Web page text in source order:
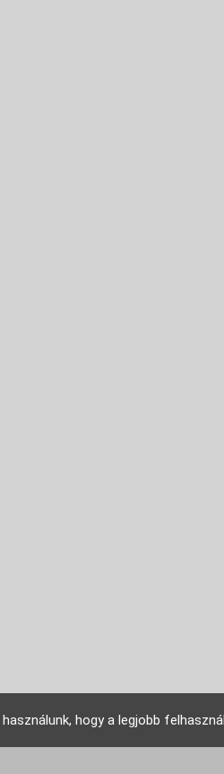
hogy a legjobb